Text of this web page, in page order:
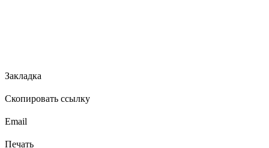
Закладка
Скопировать ссылку
Email
Печать